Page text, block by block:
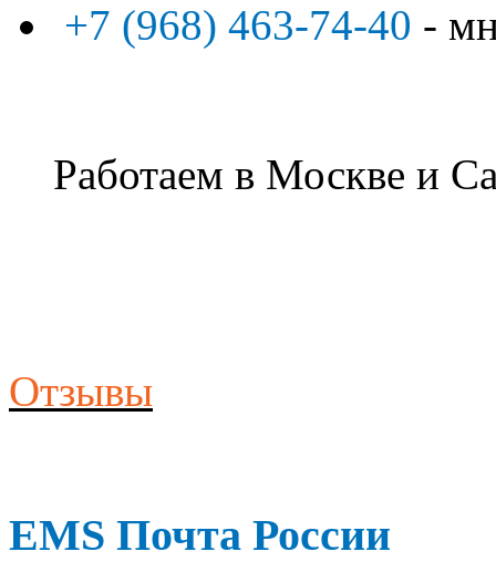
+7 (968) 463-74-40 -
Работаем в Москве и
Отзывы
EMS Почта России